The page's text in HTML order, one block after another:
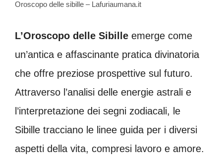
Oroscopo delle sibille – Lafuriaumana.it
L’Oroscopo delle Sibille emerge come
un’antica e affascinante pratica divinatoria
che offre preziose prospettive sul futuro.
Attraverso l’analisi delle energie astrali e
l’interpretazione dei segni zodiacali, le
Sibille tracciano le linee guida per i diversi
aspetti della vita, compresi lavoro e amore.